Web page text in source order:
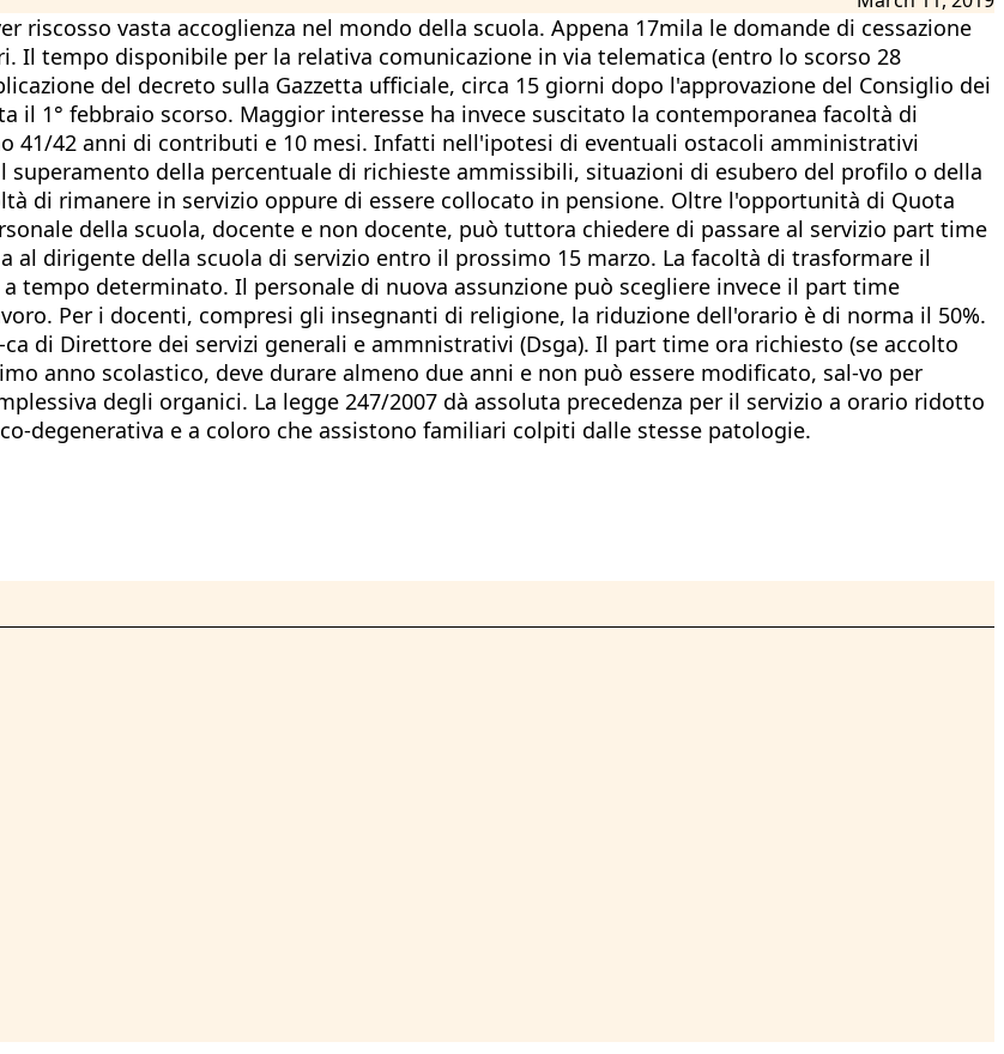
riscosso vasta accoglienza nel mondo della scuola. Appena 17mila le domande di cessazione
Il tempo disponibile per la relativa comunicazione in via telematica (entro lo scorso 28
del decreto sulla Gazzetta ufficiale, circa 15 giorni dopo l'approvazione del Consiglio dei
1° febbraio scorso. Maggior interesse ha invece suscitato la contemporanea facoltà di
41/42 anni di contributi e 10 mesi. Infatti nell'ipotesi di eventuali ostacoli amministrativi
della percentuale di richieste ammissibili, situazioni di esubero del profilo o della
di rimanere in servizio oppure di essere collocato in pensione. Oltre l'opportunità di Quota
della scuola, docente e non docente, può tuttora chiedere di passare al servizio part time
dirigente della scuola di servizio entro il prossimo 15 marzo. La facoltà di trasformare il
tempo determinato. Il personale di nuova assunzione può scegliere invece il part time
Per i docenti, compresi gli insegnanti di religione, la riduzione dell'orario è di norma il 50%.
di Direttore dei servizi generali e ammnistrativi (Dsga). Il part time ora richiesto (se accolto
anno scolastico, deve durare almeno due anni e non può essere modificato, sal-vo per
degli organici. La legge 247/2007 dà assoluta precedenza per il servizio a orario ridotto
degenerativa e a coloro che assistono familiari colpiti dalle stesse patologie.